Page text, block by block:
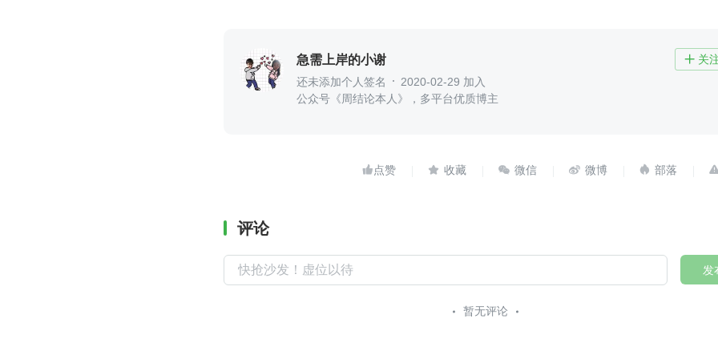
急需上岸的小谢  关
还未添加个人签名
2020-02-29 加入
公众号《周结论本人》，多平台优质博主
    
评论
发
暂无评论